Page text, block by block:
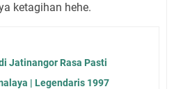
ketagihan hehe.
Jatinangor Rasa Pasti
| Legendaris 1997